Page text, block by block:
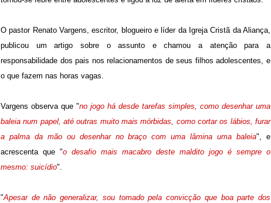
O pastor Renato Vargens, escritor, blogueiro e líder da Igreja Cristã da Aliança,
publicou um artigo sobre o assunto e chamou a atenção para a
responsabilidade dos pais nos relacionamentos de seus filhos adolescentes, e
o que fazem nas horas vagas.
Vargens observa que "no jogo há desde tarefas simples, como desenhar uma
baleia num papel, até outras muito mais mórbidas, como cortar os lábios, furar
a palma da mão ou desenhar no braço com uma lâmina uma baleia", e
acrescenta que "o desafio mais macabro deste maldito jogo é sempre o
mesmo: suicídio".
"Apesar de não generalizar, sou tomado pela convicção que boa parte dos